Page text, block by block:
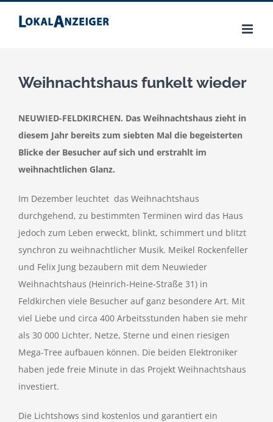
Inhalt
Weihnachtshaus funkelt wieder
NEUWIED-FELDKIRCHEN. Das Weihnachtshaus zieht in
diesem Jahr bereits zum siebten Mal die begeisterten
Blicke der Besucher auf sich und erstrahlt im
weihnachtlichen Glanz.
Im Dezember leuchtet das Weihnachtshaus
durchgehend, zu bestimmten Terminen wird das Haus
jedoch zum Leben erweckt, blinkt, schimmert und blitzt
synchron zu weihnachtlicher Musik. Meikel Rockenfeller
und Felix Jung bezaubern mit dem Neuwieder
Weihnachtshaus (Heinrich-Heine-Straße 31) in
Feldkirchen viele Besucher auf ganz besondere Art. Mit
viel Liebe und circa 400 Arbeitsstunden haben sie mehr
als 30 000 Lichter, Netze, Sterne und einen riesigen
Mega-Tree aufbauen können. Die beiden Elektroniker
haben jede freie Minute in das Projekt Weihnachtshaus
investiert.
Die Lichtshows sind kostenlos und garantiert ein